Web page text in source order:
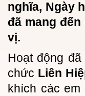
nghĩa, Ngày
đã mang
vị.
Hoạt động
chức Liên
khích các